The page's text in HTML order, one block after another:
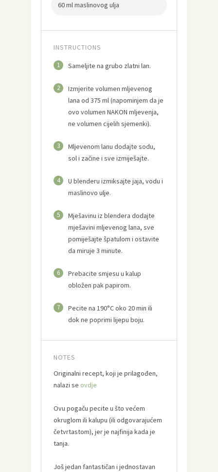
60 ml maslinovog ulja
INSTRUCTIONS
1 Sameljite na grubo zlatni lan.
2
Izmjerite volumen mljevenog
lana od 375 ml (napominjem da je
ovo volumen NAKON mljevenja,
ne volumen cijelih sjemenki).
3
Mljevenom lanu dodajte sodu,
sol i začine i sve izmiješajte.
4
U blenderu izmiksajte jaja, vodu i
maslinovo ulje.
5
Mješavinu iz blendera dodajte
mješavini mljevenog lana, sve
pomiješajte špatulom i ostavite
da miruje 3 minute.
6
Prebacite smjesu u kalup
obložen pak papirom.
7
Pecite na 190°C oko 20 min ili
dok ne poprimi lijepu boju.
NOTES
Originalni recept, koji je prilagođen,
nalazi se ovdje
Ovu pogaču pecite u što većem
okruglom ili kalupu (ili odgovarajućem
četvrtastom), jer je najfinija kada je
tanja.
Još jedan fantastičan i jednostavan